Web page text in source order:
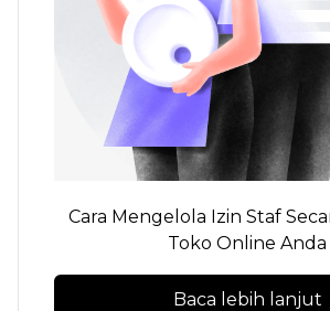
Cara Mengelola Izin Staf
Toko Online Anda
Baca lebih lanjut